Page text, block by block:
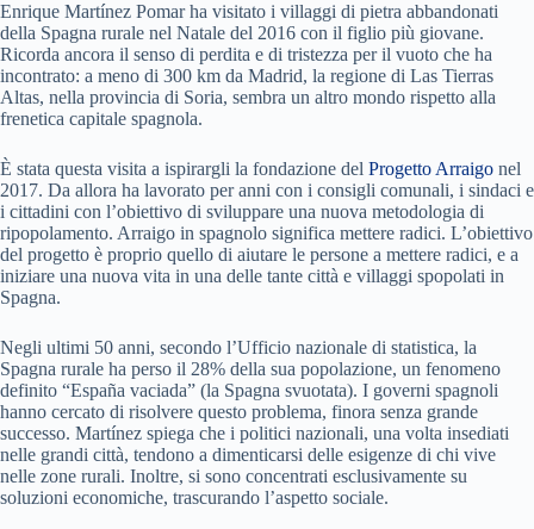
Enrique Martínez Pomar ha visitato i villaggi di pietra abbandonati
della Spagna rurale nel Natale del 2016 con il figlio più giovane.
Ricorda ancora il senso di perdita e di tristezza per il vuoto che ha
incontrato: a meno di 300 km da Madrid, la regione di Las Tierras
Altas, nella provincia di Soria, sembra un altro mondo rispetto alla
frenetica capitale spagnola.
È stata questa visita a ispirargli la fondazione del Progetto Arraigo nel
2017. Da allora ha lavorato per anni con i consigli comunali, i sindaci e
i cittadini con l’obiettivo di sviluppare una nuova metodologia di
ripopolamento. Arraigo in spagnolo significa mettere radici. L’obiettivo
del progetto è proprio quello di aiutare le persone a mettere radici, e a
iniziare una nuova vita in una delle tante città e villaggi spopolati in
Spagna.
Negli ultimi 50 anni, secondo l’Ufficio nazionale di statistica, la
Spagna rurale ha perso il 28% della sua popolazione, un fenomeno
definito “España vaciada” (la Spagna svuotata). I governi spagnoli
hanno cercato di risolvere questo problema, finora senza grande
successo. Martínez spiega che i politici nazionali, una volta insediati
nelle grandi città, tendono a dimenticarsi delle esigenze di chi vive
nelle zone rurali. Inoltre, si sono concentrati esclusivamente su
soluzioni economiche, trascurando l’aspetto sociale.